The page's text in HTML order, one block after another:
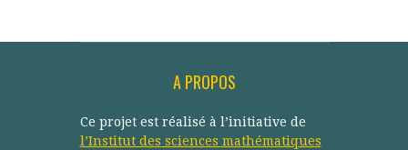
A PROPOS
Ce projet est réalisé à l’initiative de
l’Institut des sciences mathématiques